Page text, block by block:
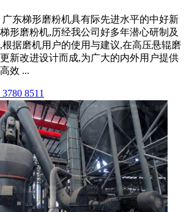
广东梯形磨粉机具有际先进水平的中好新
形磨粉机,历经我公司好多年潜心研制及
据磨机用户的使用与建议,在高压悬辊磨
新改进设计而成,为广大的内外用户提供
效 ...
8511